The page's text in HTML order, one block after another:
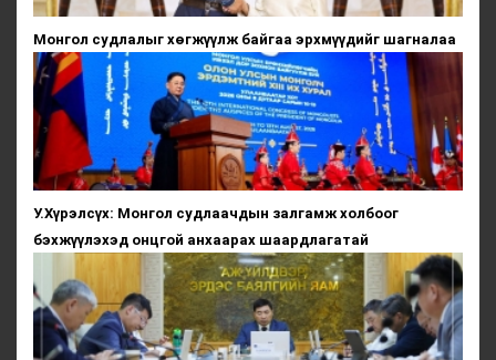
Монгол судлалыг хөгжүүлж байгаа эрхмүүдийг шагналаа
У.Хүрэлсүх: Монгол судлаачдын залгамж холбоог
бэхжүүлэхэд онцгой анхаарах шаардлагатай